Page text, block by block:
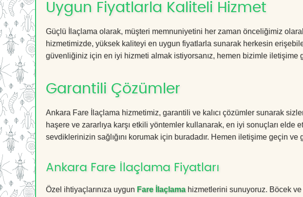
Uygun Fiyatlarla Kaliteli Hizmet
Güçlü İlaçlama olarak, müşteri memnuniyetini her zaman önceliğimiz
hizmetimizde, yüksek kaliteyi en uygun fiyatlarla sunarak herkesin
güvenliğiniz için en iyi hizmeti almak istiyorsanız, hemen bizimle iletişime
Garantili Çözümler
Ankara Fare İlaçlama hizmetimiz, garantili ve kalıcı çözümler sunarak
haşere ve zararlıya karşı etkili yöntemler kullanarak, en iyi sonuçları elde
sevdiklerinizin sağlığını korumak için buradadır. Hemen iletişime geçin ve
Ankara Fare İlaçlama Fiyatları
Özel ihtiyaçlarınıza uygun Fare İlaçlamahizmetlerini sunuyoruz. Böcek